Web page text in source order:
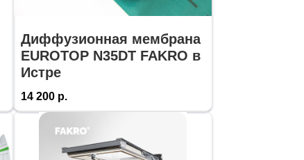
Диффузионная мембрана
EUROTOP N35DT FAKRO в
Истре
14 200 р.